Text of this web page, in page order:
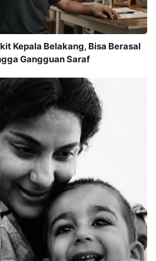
Kepala Belakang, Bisa Berasal
Gangguan Saraf